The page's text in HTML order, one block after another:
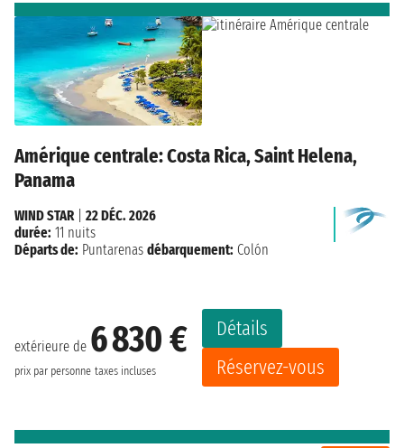
Amérique centrale: Costa Rica, Saint Helena,
Panama
extérieure de 6 830 €
prix par personne taxes incluses
Détails
Réservez-vous
WIND STAR| 22 DÉC. 2026
durée: 11 nuits
Départs de: Puntarenas débarquement: Colón